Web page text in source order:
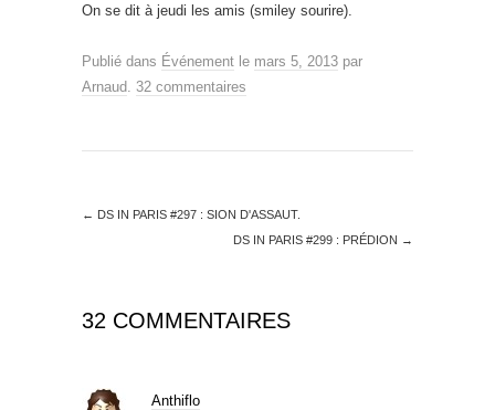
On se dit à jeudi les amis (smiley sourire).
Publié dans Événement le mars 5, 2013 par
Arnaud
32 commentaires
← DS IN PARIS #297 : SION D'ASSAUT.
DS IN PARIS #299 : PRÉDION →
32 COMMENTAIRES
Anthiflo